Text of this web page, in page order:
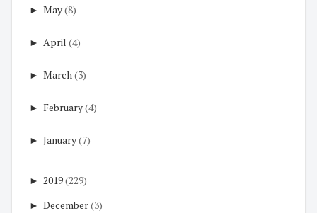
► May(8)
► April (4)
► March(3)
► February(4)
► January(7)
► 2019(229)
► December(3)